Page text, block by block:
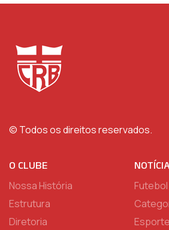
© Todos os direitos reservados.
O CLUBE
Nossa História
Estrutura
Diretoria
Futebol